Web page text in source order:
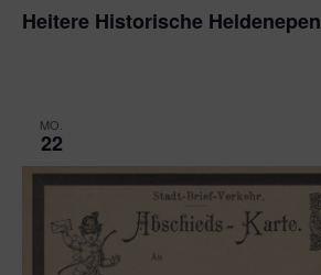
Heitere Historische Heldenepen
MO.
22